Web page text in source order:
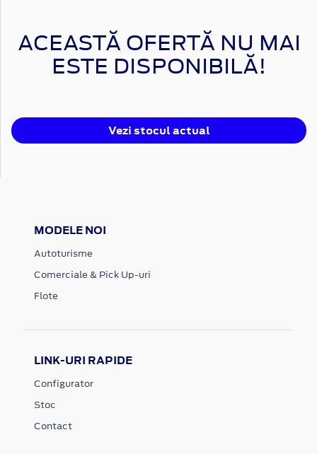
ACEASTĂ OFERTĂ NU MAI
ESTE DISPONIBILĂ!
Vezi stocul actual
MODELE NOI
Autoturisme
Comerciale & Pick Up-uri
Flote
LINK-URI RAPIDE
Configurator
Stoc
Contact